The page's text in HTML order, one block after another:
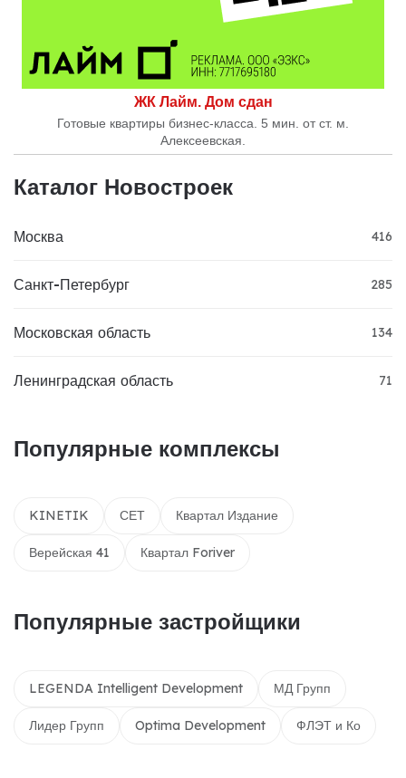
ЖК Лайм. Дом сдан
Готовые квартиры бизнес-класса. 5 мин. от ст. м.
Алексеевская.
Каталог Новостроек
Москва 416
Санкт-Петербург 285
Московская область 134
Ленинградская область 71
Популярные комплексы
KINETIK СЕТ Квартал Издание
Верейская 41 Квартал Foriver
Популярные застройщики
LEGENDA Intelligent Development МД Групп
Лидер Групп Optima Development ФЛЭТ и Ко